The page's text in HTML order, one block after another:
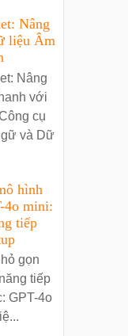
Nâng
liệu Âm
Nâng
với
cụ
và Dữ
hình
4o mini:
tiếp
gọn
tiếp
GPT-4o